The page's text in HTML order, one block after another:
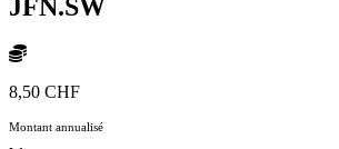
JFN.SW
8,50 CHF
Montant annualisé